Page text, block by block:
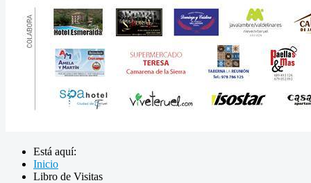
Está aquí:
Inicio
Libro de Visitas